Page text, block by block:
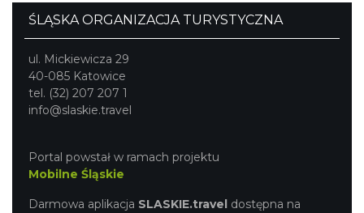
ŚLĄSKA ORGANIZACJA TURYSTYCZNA
ul. Mickiewicza 29
40-085 Katowice
tel. (32) 207 207 1
info@slaskie.travel
Portal powstał w ramach projektu
Mobilne Śląskie
Darmowa aplikacja SLASKIE.travel dostępna na